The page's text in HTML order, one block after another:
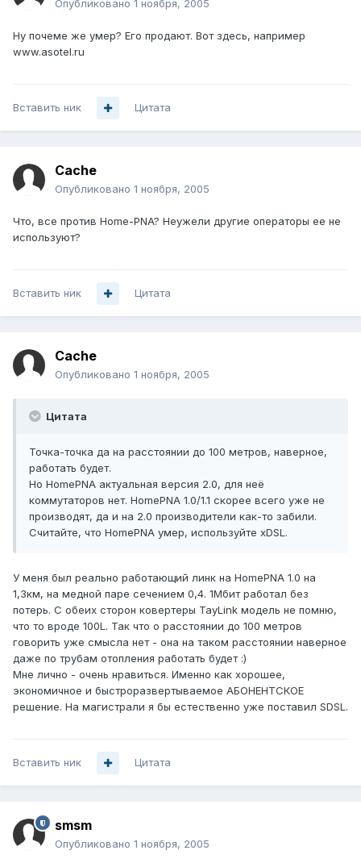
Опубликовано 1 ноября, 2005
Ну почеме же умер? Его продают. Вот здесь, например
www.asotel.ru
Вставить ник Цитата
Cache
Опубликовано 1 ноября, 2005
Что, все против Home-PNA? Неужели другие операторы ее не
используют?
Вставить ник Цитата
Cache
Опубликовано 1 ноября, 2005
Цитата
Точка-точка да на расстоянии до 100 метров, наверное,
работать будет.
Но HomePNA актуальная версия 2.0, для неё
коммутаторов нет. HomePNA 1.0/1.1 скорее всего уже не
производят, да и на 2.0 производители как-то забили.
Считайте, что HomePNA умер, используйте xDSL.
У меня был реально работающий линк на HomePNA 1.0 на
1,3км, на медной паре сечением 0,4. 1Мбит работал без
потерь. С обеих сторон ковертеры TayLink модель не помню,
что то вроде 100L. Так что о расстоянии до 100 метров
говорить уже смысла нет - она на таком расстоянии наверное
даже по трубам отопления работать будет :)
Мне лично - очень нравиться. Именно как хорошее,
экономичное и быстроразвертываемое АБОНЕНТСКОЕ
решение. На магистрали я бы естественно уже поставил SDSL.
Вставить ник Цитата
smsm
Опубликовано 1 ноября, 2005